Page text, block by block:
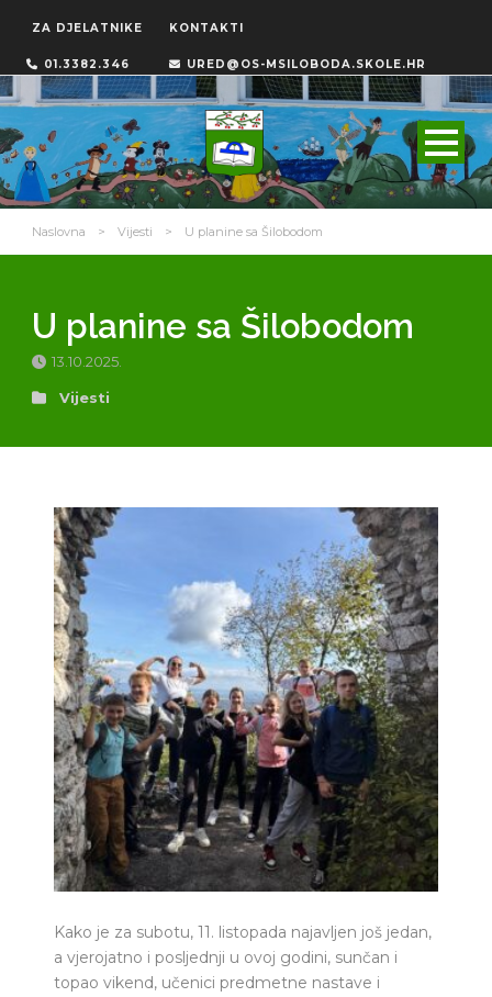
ZA DJELATNIKE KONTAKTI
01.3382.346 URED@OS-MSILOBODA.SKOLE.HR
Naslovna > Vijesti > U planine sa Šilobodom
U planine sa Šilobodom
13.10.2025.
Vijesti
Kako je za subotu, 11. listopada najavljen još jedan,
a vjerojatno i posljednji u ovoj godini, sunčan i
topao vikend, učenici predmetne nastave i